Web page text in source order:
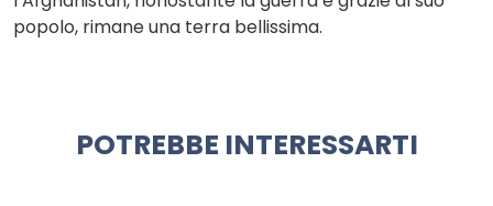
popolo, rimane una terra bellissima.
POTREBBE INTERESSARTI